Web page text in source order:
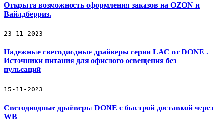
Открыта возможность оформления заказов на OZON и
Вайлдберриз.
23-11-2023
Надежные светодиодные драйверы серии LAC от DONE .
Источники питания для офисного освещения без
пульсаций
15-11-2023
Светодиодные драйверы DONE с быстрой доставкой через
WB